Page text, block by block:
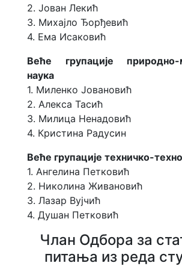
н
и
ш
в
о
П
р
е
д
с
а
в
н
и
ц
и
о
2. Јован Лекић
3. Михајло Ђорђевић
4. Ема Исаковић
Веће групације природно-
наука
1. Миленко Јовановић
2. Алекса Тасић
3. Милица Ненадовић
4. Кристина Радусин
Веће групације техничко-
1. Ангелина Петковић
2. Николина Живановић
3. Лазар Вујчић
4. Душан Петковић
Члан Одбора за
питања из реда